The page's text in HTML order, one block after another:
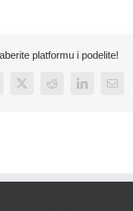
platformu i podelite!
X Reddit LinkedInEmail